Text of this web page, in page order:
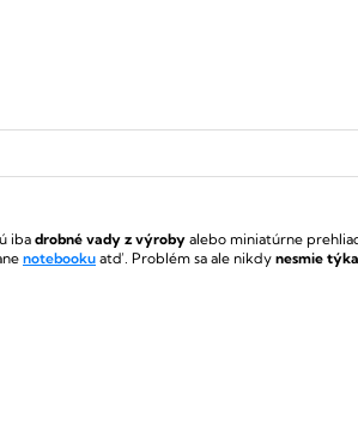
ibadrobné vady z výroby alebo miniatúrne
notebooku atď. Problém sa ale nikdy nesmie